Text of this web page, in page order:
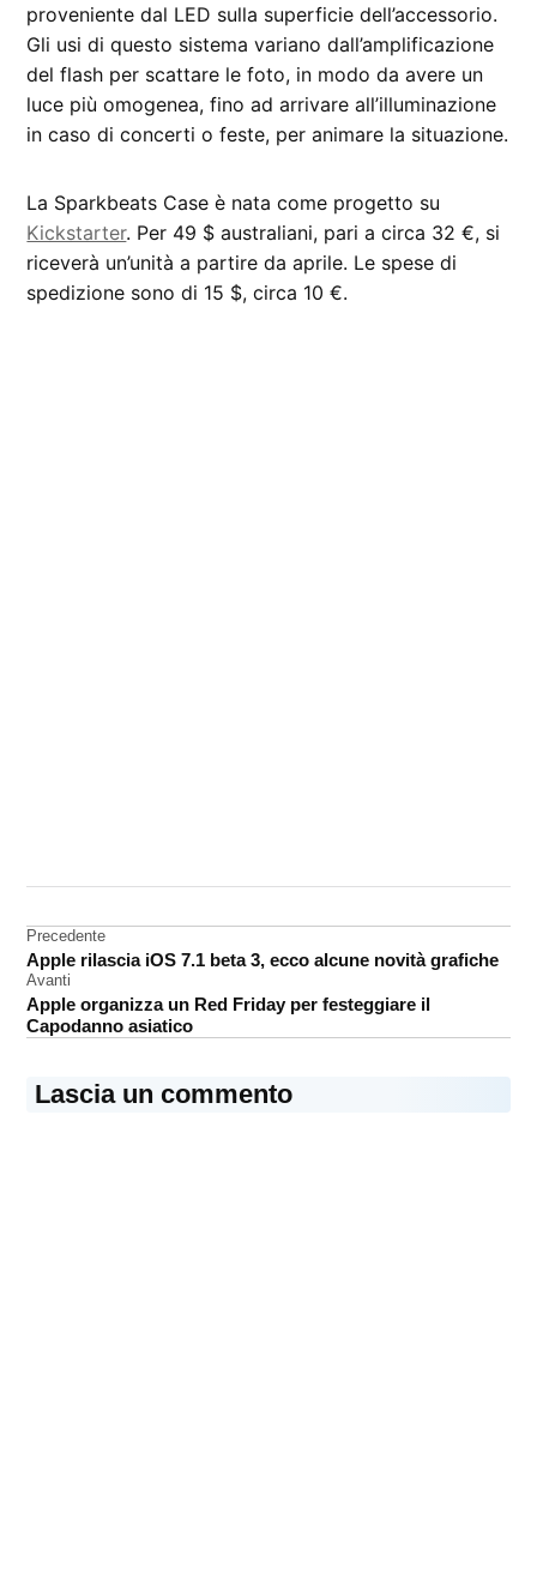
proveniente dal LED sulla superficie dell’accessorio.
Gli usi di questo sistema variano dall’amplificazione
del flash per scattare le foto, in modo da avere un
luce più omogenea, fino ad arrivare all’illuminazione
in caso di concerti o feste, per animare la situazione.
La Sparkbeats Case è nata come progetto su
Kickstarter. Per 49 $ australiani, pari a circa 32 €, si
riceverà un’unità a partire da aprile. Le spese di
spedizione sono di 15 $, circa 10 €.
iPhone
Navigazione
articoli
Precedente
Apple rilascia iOS 7.1 beta 3, ecco alcune novità grafiche
Avanti
Apple organizza un Red Friday per festeggiare il
Capodanno asiatico
Lascia un commento